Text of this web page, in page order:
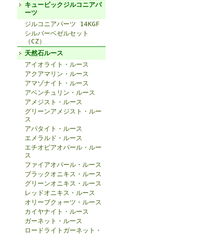
キュービックジルコニアパ
ーツ
ジルコニアパーツ 14KGF
シルバーベゼルセット
（CZ）
天然石ルース
アイオライト・ルース
アクアマリン・ルース
アマゾナイト・ルース
アベンチュリン・ルース
アメジスト・ルース
グリーンアメジスト・ルー
ス
アパタイト・ルース
エメラルド・ルース
エチオピアオパール・ルー
ス
ファイアオパール・ルース
ブラックオニキス・ルース
グリーンオニキス・ルース
レッドオニキス・ルース
オリーブクォーツ・ルース
カイヤナイト・ルース
ガーネット・ルース
ロードライトガーネット・